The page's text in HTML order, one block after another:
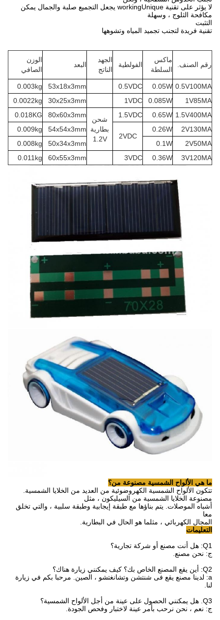
لا يؤثر على تقنية workingUnique يجعل التجميع صلبة والجمال يمكن
مكافحة الثلوج ، وسهلة
التثبت
تقنية فريدة لتجنب تجميد المياه وتشوهها
رقم الصنف.
ماكس
السلطة
الفولطية
الجهد
الناتج
البعد
الوزن
الصافي
0.5V100MA
0.05W
0.5VDC
53x18x3mm
0.003kg
1V85MA
0.085W
1VDC
30x25x3mm
0.0022kg
1.5V400MA
0.65W
1.5VDC
شحن
بطارية
1.2V
80x60x3mm
0.018KG
2V130MA
0.26W
2VDC
54x54x3mm
0.009kg
2V50MA
0.1W
50x34x3mm
0.008kg
3V120MA
0.36W
3VDC
60x55x3mm
0.011kg
ما هي الألواح الشمسية مصنوعة من؟
تتكون الألواح الشمسية الكهروضوئية من العديد من الخلايا الشمسية.
مصنوعة الخلايا الشمسية من السيليكون ، مثل
أشباه الموصلات.
يتم بناؤها مع طبقة إيجابية وطبقة سلبية ، والتي تخلق
معا
المجال الكهربائي ، مثلما هو الحال في البطارية.
التعليمات
Q1: هل أنت مصنع أو شركة تجارية؟
ج: نحن مصنع.
Q2: أين يقع المصنع الخاص بك؟
كيف يمكنني زيارة هناك؟
a: لدينا مصنع يقع فى شنتشن وتشانغتشو ، الصين.
مرحبا بكم في زيارة
لنا.
Q3. هل يمكنني الحصول على عينة من أجل الألواح الشمسية؟
ج: نعم ، نحن نرحب بأمر عينة لاختبار وفحص الجودة.